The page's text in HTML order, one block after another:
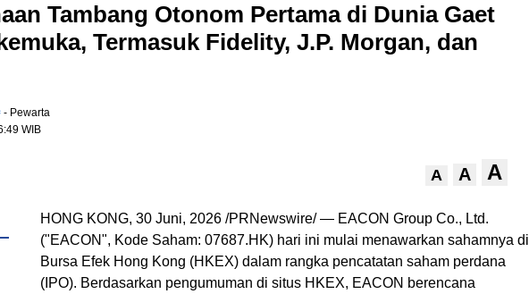
Tambang Otonom Pertama di Dunia Gaet
Termasuk Fidelity, J.P. Morgan, dan
- Pewarta
WIB
A A A
HONG KONG, 30 Juni, 2026 /PRNewswire/ — EACON Group Co., Ltd.
("EACON", Kode Saham: 07687.HK) hari ini mulai menawarkan sahamnya di
Bursa Efek Hong Kong (HKEX) dalam rangka pencatatan saham perdana
(IPO). Berdasarkan pengumuman di situs HKEX, EACON berencana